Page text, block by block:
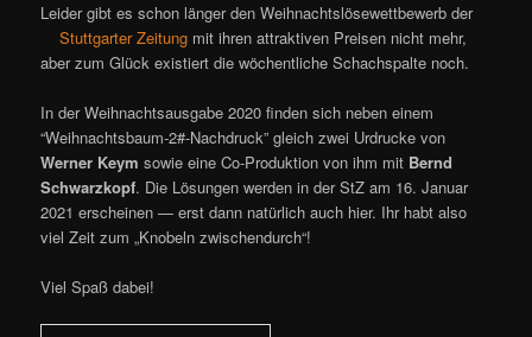
Leider gibt es schon länger den Weihnachtslösewettbewerb der
Stuttgarter Zeitung mit ihren attraktiven Preisen nicht mehr,
aber zum Glück existiert die wöchentliche Schachspalte noch.
In der Weihnachtsausgabe 2020 finden sich neben einem
“Weihnachtsbaum-2#-Nachdruck” gleich zwei Urdrucke von
Werner Keym sowie eine Co-Produktion von ihm mit Bernd
Schwarzkopf. Die Lösungen werden in der StZ am 16. Januar
2021 erscheinen — erst dann natürlich auch hier. Ihr habt also
viel Zeit zum „Knobeln zwischendurch“!
Viel Spaß dabei!